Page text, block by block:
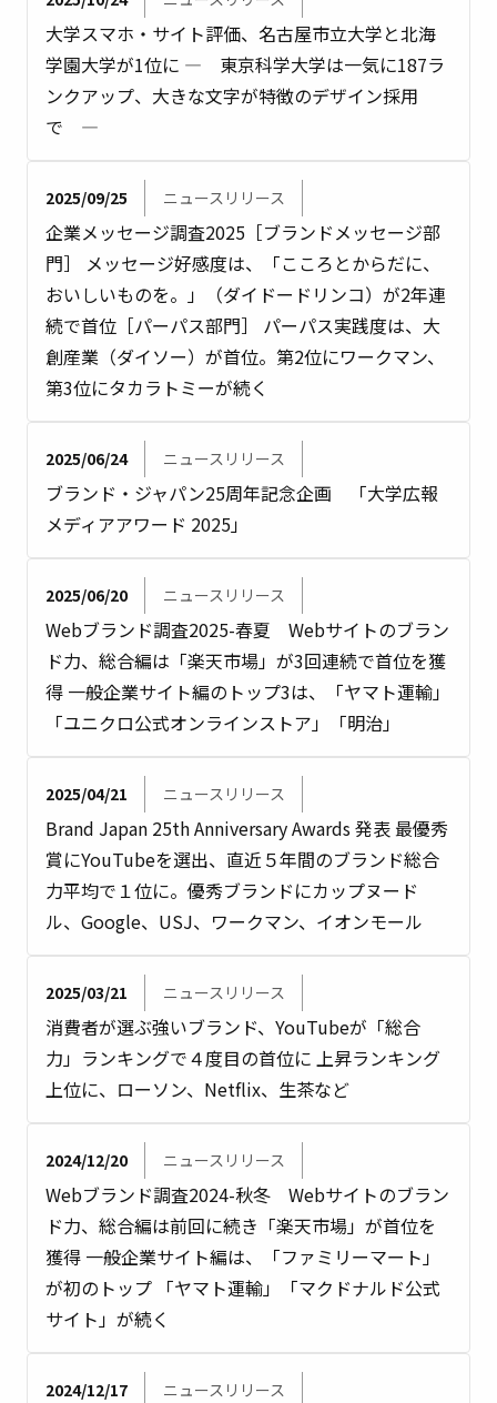
大学スマホ・サイト評価、名古屋市立大学と北海
学園大学が1位に — 東京科学大学は一気に187ラ
ンクアップ、大きな文字が特徴のデザイン採用
で —
2025/09/25 ニュースリリース
企業メッセージ調査2025［ブランドメッセージ部
門］ メッセージ好感度は、「こころとからだに、
おいしいものを。」（ダイドードリンコ）が2年連
続で首位［パーパス部門］ パーパス実践度は、大
創産業（ダイソー）が首位。第2位にワークマン、
第3位にタカラトミーが続く
2025/06/24 ニュースリリース
ブランド・ジャパン25周年記念企画 「大学広報
メディアアワード 2025」
2025/06/20 ニュースリリース
Webブランド調査2025-春夏 Webサイトのブラン
ド力、総合編は「楽天市場」が3回連続で首位を獲
得 一般企業サイト編のトップ3は、「ヤマト運輸」
「ユニクロ公式オンラインストア」「明治」
2025/04/21 ニュースリリース
Brand Japan 25th Anniversary Awards 発表 最優秀
賞にYouTubeを選出、直近５年間のブランド総合
力平均で１位に。優秀ブランドにカップヌード
ル、Google、USJ、ワークマン、イオンモール
2025/03/21 ニュースリリース
消費者が選ぶ強いブランド、YouTubeが「総合
力」ランキングで４度目の首位に 上昇ランキング
上位に、ローソン、Netflix、生茶など
2024/12/20 ニュースリリース
Webブランド調査2024-秋冬 Webサイトのブラン
ド力、総合編は前回に続き「楽天市場」が首位を
獲得 一般企業サイト編は、「ファミリーマート」
が初のトップ 「ヤマト運輸」「マクドナルド公式
サイト」が続く
2024/12/17 ニュースリリース